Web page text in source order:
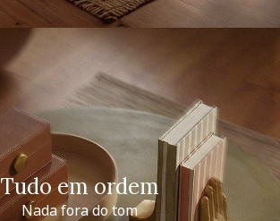
Tudo em ordem
Nada fora do tom